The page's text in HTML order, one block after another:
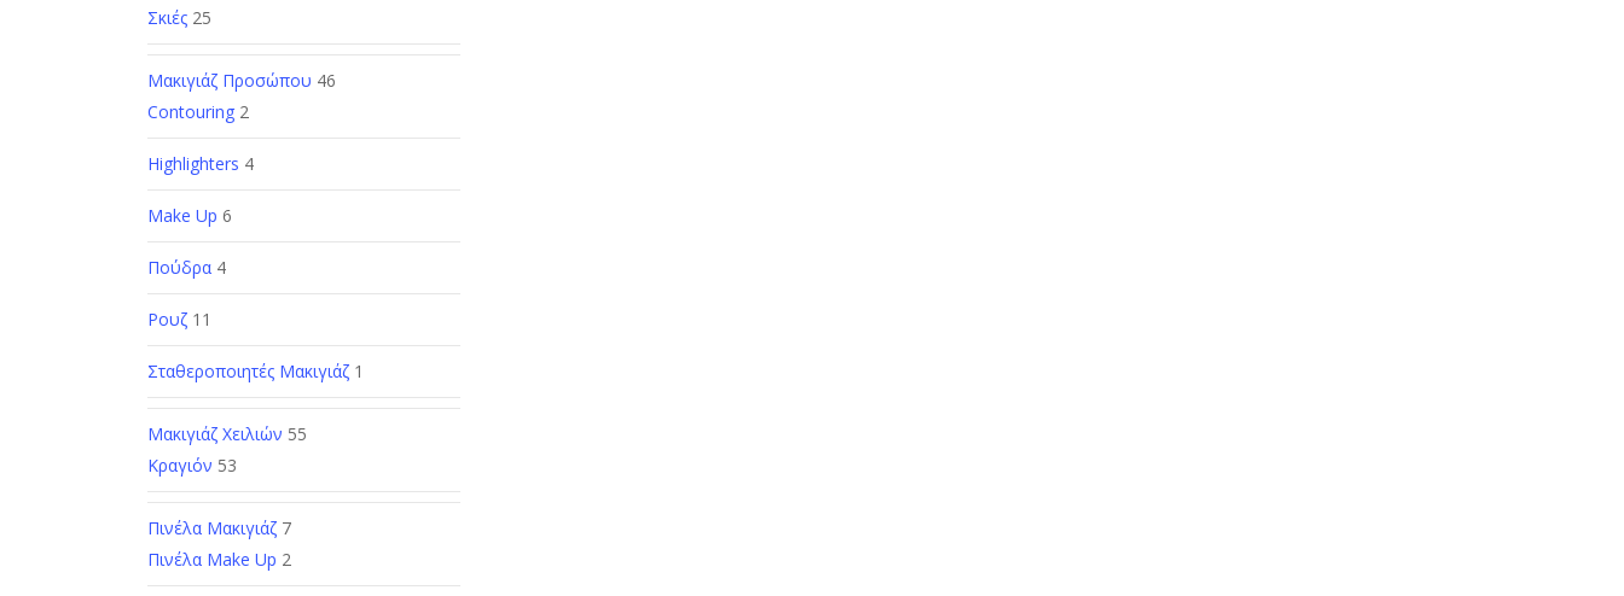
Σκιές 25
Μακιγιάζ Προσώπου 46
Contouring 2
Highlighters 4
Make Up 6
Πούδρα 4
Ρουζ 11
Σταθεροποιητές Μακιγιάζ 1
Μακιγιάζ Χειλιών 55
Κραγιόν 53
Πινέλα Μακιγιάζ 7
Πινέλα Make Up 2